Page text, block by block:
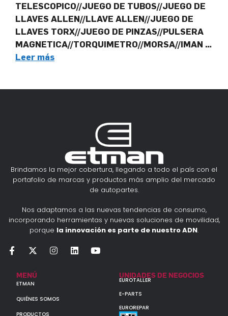
TELESCOPICO//JUEGO DE TUBOS//JUEGO DE
LLAVES ALLEN//LLAVE ALLEN//JUEGO DE
LLAVES TORX//JUEGO DE PINZAS//PULSERA
MAGNETICA//TORQUIMETRO//MORSA//IMAN …
Leer más
Brindamos la mejor cobertura, llegando a todo el país con el
portafolio de marcas y productos más amplio del mercado
de autopartes.
Nos adaptamos a las nuevas tendencias de consumo,
incorporando herramientas y nuevas soluciones de movilidad,
porque la innovación es parte de nuestro ADN.
MENÚ
ETMAN
QUIÉNES SOMOS
PRODUCTOS
UNIDADES DE NEGOCIOS
EUROTALLER
E-PARTS
EUROREPAR